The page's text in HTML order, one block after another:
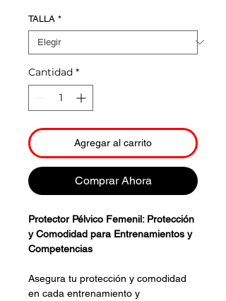
TALLA *
Cantidad *
Agregar al carrito
Comprar Ahora
Protector Pélvico Femenil: Protección
y Comodidad para Entrenamientos y
Competencias
Asegura tu protección y comodidad
en cada entrenamiento y